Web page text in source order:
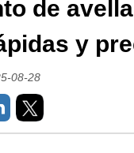
de
y
08-28